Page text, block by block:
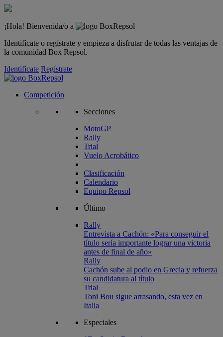
¡Hola! Bienvenida/o a
Identifícate o regístrate y empieza a disfrutar de todas las ventajas de
la comunidad Box Repsol.
Identifícate Regístrate
Competición
Secciones
MotoGP
Rally
Trial
Vuelo Acrobático
Clasificación
Calendario
Equipo Repsol
Último
Rally
Entrevista a Cachón: «Para conseguir el
título sería importante lograr una victoria
antes de final de año»
Rally
Cachón sube al podio en Grecia y refuerza
su candidatura al título
Trial
Toni Bou sigue arrasando, esta vez en
Italia
Especiales